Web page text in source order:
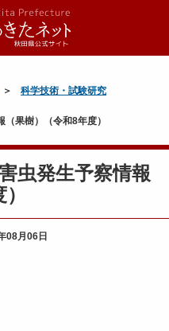
科学技術・試験研究
果樹）（令和8年度）
虫発生予察情報
08月06日